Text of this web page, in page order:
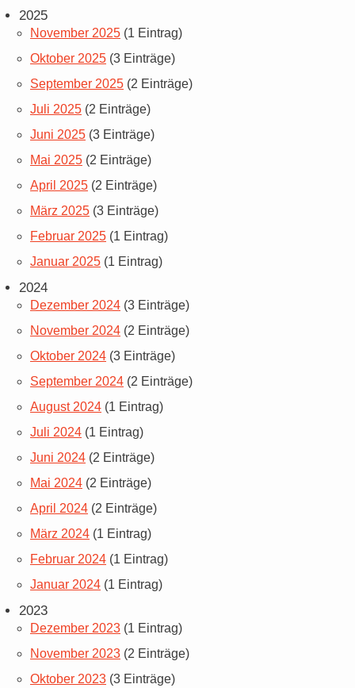
2025
November 2025 (1 Eintrag)
Oktober 2025 (3 Einträge)
September 2025 (2 Einträge)
Juli 2025 (2 Einträge)
Juni 2025 (3 Einträge)
Mai 2025 (2 Einträge)
April 2025 (2 Einträge)
März 2025 (3 Einträge)
Februar 2025 (1 Eintrag)
Januar 2025 (1 Eintrag)
2024
Dezember 2024 (3 Einträge)
November 2024 (2 Einträge)
Oktober 2024 (3 Einträge)
September 2024 (2 Einträge)
August 2024 (1 Eintrag)
Juli 2024 (1 Eintrag)
Juni 2024 (2 Einträge)
Mai 2024 (2 Einträge)
April 2024 (2 Einträge)
März 2024 (1 Eintrag)
Februar 2024 (1 Eintrag)
Januar 2024 (1 Eintrag)
2023
Dezember 2023 (1 Eintrag)
November 2023 (2 Einträge)
Oktober 2023 (3 Einträge)